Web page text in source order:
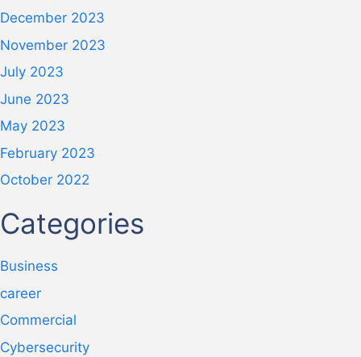
December 2023
November 2023
July 2023
June 2023
May 2023
February 2023
October 2022
Categories
Business
career
Commercial
Cybersecurity